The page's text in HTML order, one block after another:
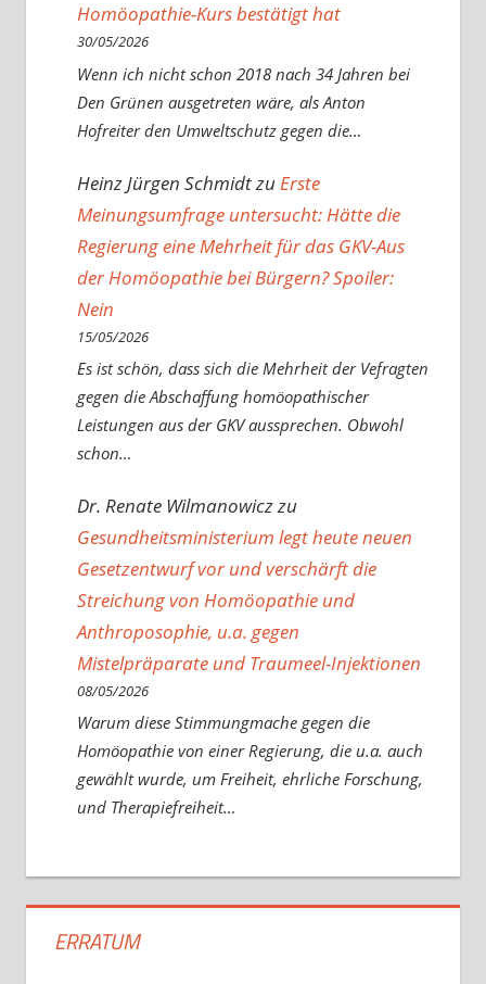
Homöopathie-Kurs bestätigt hat
30/05/2026
Wenn ich nicht schon 2018 nach 34 Jahren bei
Den Grünen ausgetreten wäre, als Anton
Hofreiter den Umweltschutz gegen die…
Heinz Jürgen SchmidtzuErste
Meinungsumfrage untersucht: Hätte die
Regierung eine Mehrheit für das GKV-Aus
der Homöopathie bei Bürgern? Spoiler:
Nein
15/05/2026
Es ist schön, dass sich die Mehrheit der Vefragten
gegen die Abschaffung homöopathischer
Leistungen aus der GKV aussprechen. Obwohl
schon…
Dr. Renate Wilmanowiczzu
Gesundheitsministerium legt heute neuen
Gesetzentwurf vor und verschärft die
Streichung von Homöopathie und
Anthroposophie, u.a. gegen
Mistelpräparate und Traumeel-Injektionen
08/05/2026
Warum diese Stimmungmache gegen die
Homöopathie von einer Regierung, die u.a. auch
gewählt wurde, um Freiheit, ehrliche Forschung,
und Therapiefreiheit…
ERRATUM